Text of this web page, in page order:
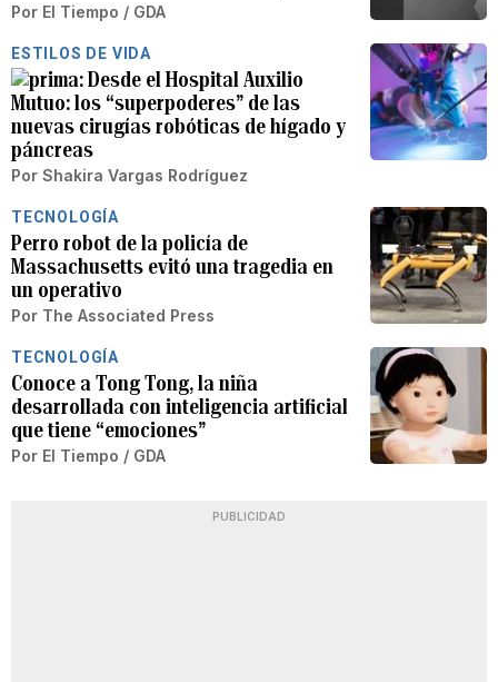
Por El Tiempo / GDA
ESTILOS DE VIDA
Desde el Hospital Auxilio
Mutuo: los “superpoderes” de las
nuevas cirugías robóticas de hígado y
páncreas
Por Shakira Vargas Rodríguez
TECNOLOGÍA
Perro robot de la policía de
Massachusetts evitó una tragedia en
un operativo
Por The Associated Press
TECNOLOGÍA
Conoce a Tong Tong, la niña
desarrollada con inteligencia artificial
que tiene “emociones”
Por El Tiempo / GDA
PUBLICIDAD